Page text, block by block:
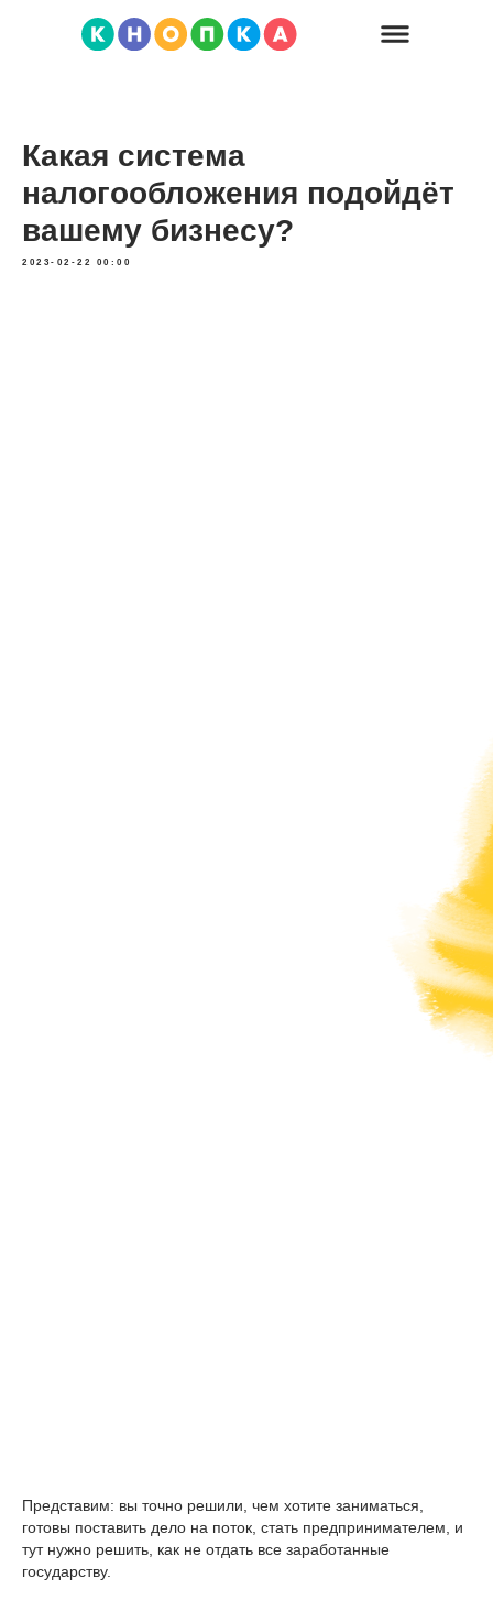
Какая система
налогообложения подойдёт
вашему бизнесу?
2023-02-22 00:00
Представим: вы точно решили, чем хотите заниматься,
готовы поставить дело на поток, стать предпринимателем, и
тут нужно решить, как не отдать все заработанные
государству.